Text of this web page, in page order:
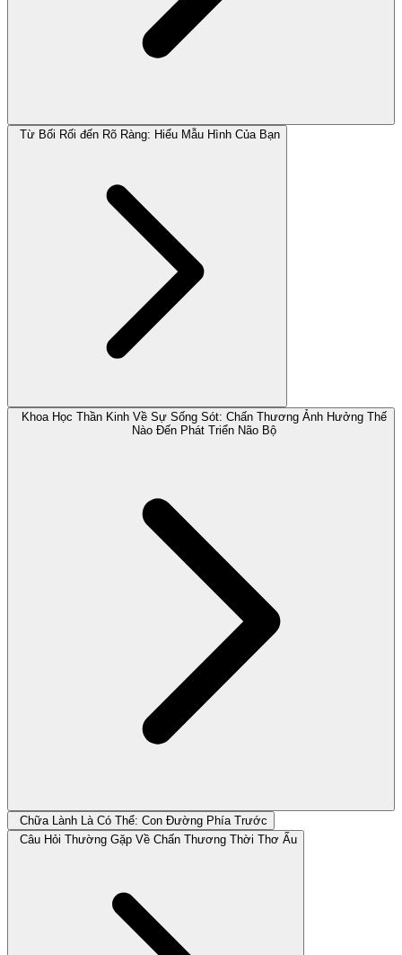
Từ Bối Rối đến Rõ Ràng: Hiểu Mẫu Hình Của Bạn
Khoa Học Thần Kinh Về Sự Sống Sót: Chấn Thương Ảnh Hưởng Thế
Nào Đến Phát Triển Não Bộ
Chữa Lành Là Có Thể: Con Đường Phía Trước
Câu Hỏi Thường Gặp Về Chấn Thương Thời Thơ Ấu